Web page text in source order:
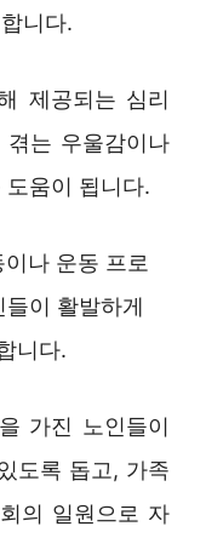
니다.
제공되는 심리
는 우울감이나
움이 됩니다.
나 운동 프로
이 활발하게
니다.
가진 노인들이
도록 돕고, 가족
의 일원으로 자